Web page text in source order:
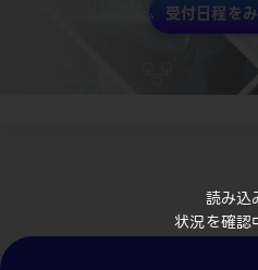
読み込
状況を確認
受付日程を